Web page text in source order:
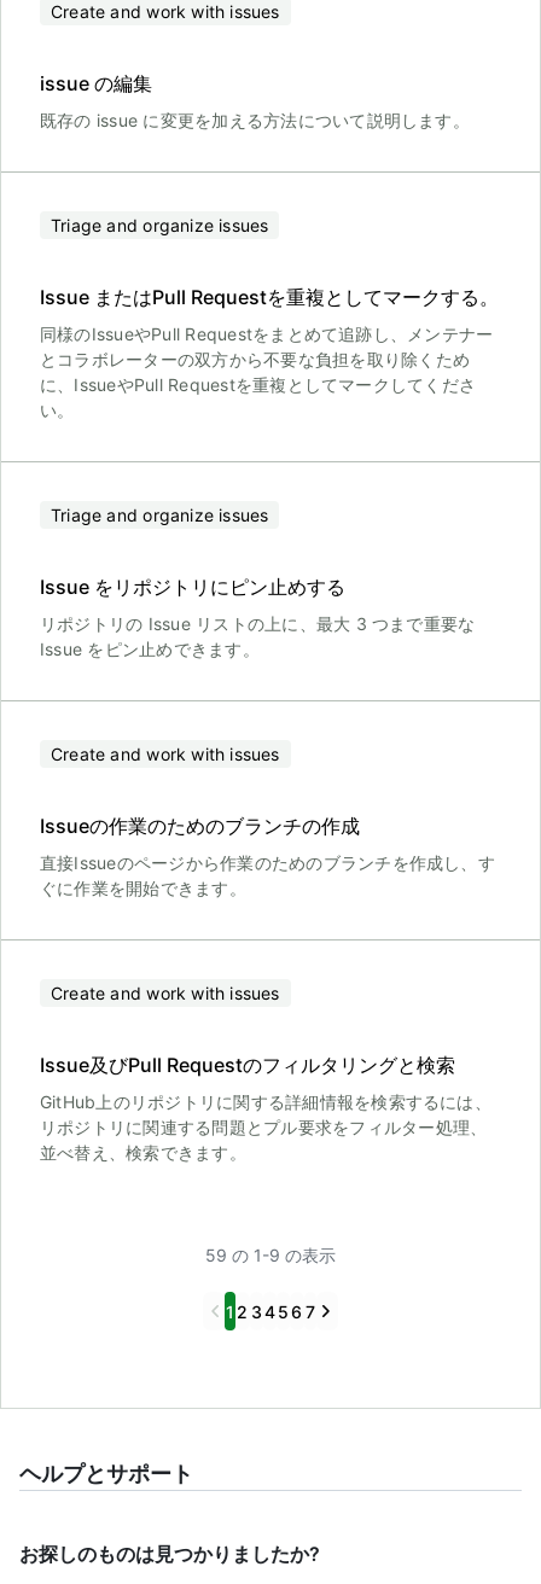
Create and work with issues
issue の編集
既存の issue に変更を加える方法について説明します。
Triage and organize issues
Issue またはPull Requestを重複としてマークする。
同様のIssueやPull Requestをまとめて追跡し、メンテナー
とコラボレーターの双方から不要な負担を取り除くため
に、IssueやPull Requestを重複としてマークしてくださ
い。
Triage and organize issues
Issue をリポジトリにピン止めする
リポジトリの Issue リストの上に、最大 3 つまで重要な
Issue をピン止めできます。
Create and work with issues
Issueの作業のためのブランチの作成
直接Issueのページから作業のためのブランチを作成し、す
ぐに作業を開始できます。
Create and work with issues
Issue及びPull Requestのフィルタリングと検索
GitHub上のリポジトリに関する詳細情報を検索するには、
リポジトリに関連する問題とプル要求をフィルター処理、
並べ替え、検索できます。
59 の 1-9 の表示
Previous
1 2 3456 7 Next
ヘルプとサポート
お探しのものは見つかりましたか?